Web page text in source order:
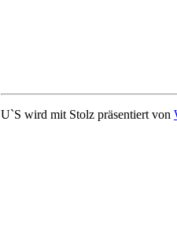
U`S wird mit Stolz präsentiert von